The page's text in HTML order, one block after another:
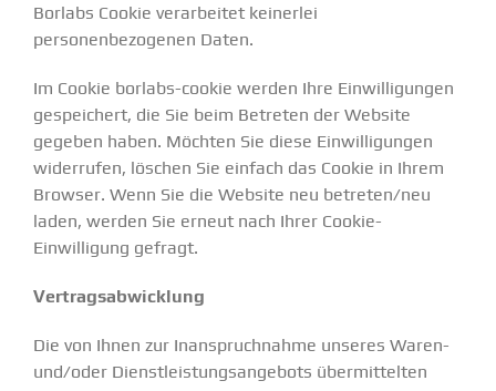
Borlabs Cookie verarbeitet keinerlei
personenbezogenen Daten.
Im Cookie borlabs-cookie werden Ihre Einwilligungen
gespeichert, die Sie beim Betreten der Website
gegeben haben. Möchten Sie diese Einwilligungen
widerrufen, löschen Sie einfach das Cookie in Ihrem
Browser. Wenn Sie die Website neu betreten/neu
laden, werden Sie erneut nach Ihrer Cookie-
Einwilligung gefragt.
Vertragsabwicklung
Die von Ihnen zur Inanspruchnahme unseres Waren-
und/oder Dienstleistungsangebots übermittelten